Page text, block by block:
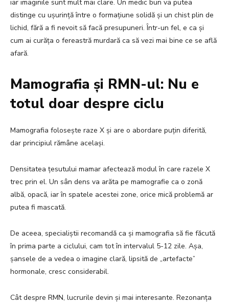
iar imaginile sunt mult mai clare. Un medic bun va putea
distinge cu ușurință între o formațiune solidă și un chist plin de
lichid, fără a fi nevoit să facă presupuneri. Într-un fel, e ca și
cum ai curăța o fereastră murdară ca să vezi mai bine ce se află
afară.
Mamografia și RMN-ul: Nu e
totul doar despre ciclu
Mamografia folosește raze X și are o abordare puțin diferită,
dar principiul rămâne același.
Densitatea țesutului mamar afectează modul în care razele X
trec prin el. Un sân dens va arăta pe mamografie ca o zonă
albă, opacă, iar în spatele acestei zone, orice mică problemă ar
putea fi mascată.
De aceea, specialiștii recomandă ca și mamografia să fie făcută
în prima parte a ciclului, cam tot în intervalul 5-12 zile. Așa,
șansele de a vedea o imagine clară, lipsită de „artefacte”
hormonale, cresc considerabil.
Cât despre RMN, lucrurile devin și mai interesante. Rezonanța